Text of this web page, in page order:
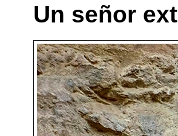
Un señor